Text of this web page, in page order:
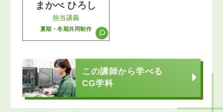
まかべ ひろし
担当講義
夏期・冬期共同制作
この講師から学べる
CG学科